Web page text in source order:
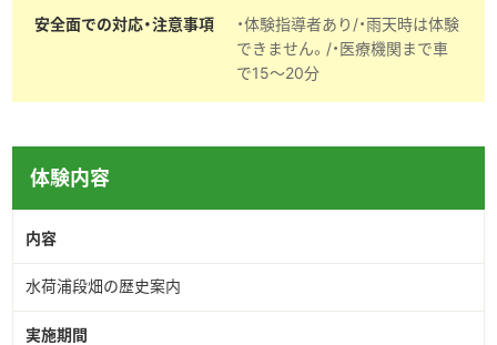
安全面での対応・注意事項
・体験指導者あり/・雨天時は体験
できません。/・医療機関まで車
で15〜20分
体験内容
内容
水荷浦段畑の歴史案内
実施期間